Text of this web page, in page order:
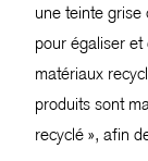
une teinte grise
pour égaliser
matériaux
produits sont
recyclé », afin